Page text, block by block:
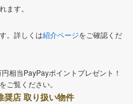
ます。
。詳しくは紹介ページをご確認くだ
相当PayPayポイントプレゼント！
をご覧ください。
奨店 取り扱い物件